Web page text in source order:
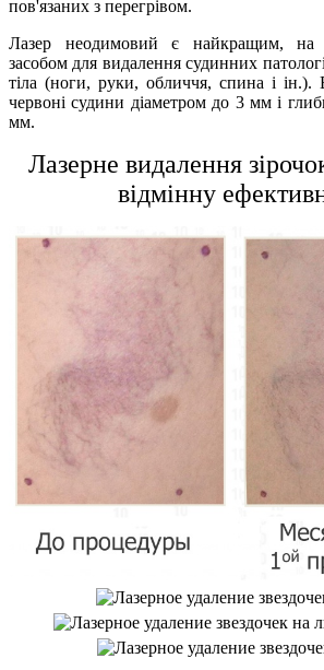
пов'язаних з перегрівом.
Лазер неодимовий є найкращим, на
засобом для видалення судинних
тіла (ноги, руки, обличчя, спина і ін.).
червоні судини діаметром до 3 мм і
мм.
Лазерне видалення
відмінну